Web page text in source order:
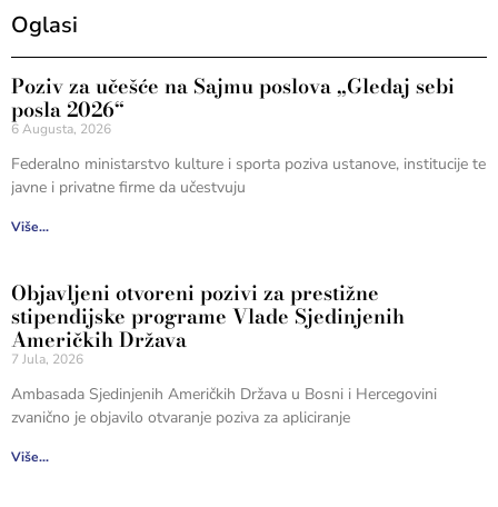
Oglasi
Poziv za učešće na Sajmu poslova „Gledaj sebi
posla 2026“
6 Augusta, 2026
Federalno ministarstvo kulture i sporta poziva ustanove, institucije te
javne i privatne firme da učestvuju
Više...
Objavljeni otvoreni pozivi za prestižne
stipendijske programe Vlade Sjedinjenih
Američkih Država
7 Jula, 2026
Ambasada Sjedinjenih Američkih Država u Bosni i Hercegovini
zvanično je objavilo otvaranje poziva za apliciranje
Više...